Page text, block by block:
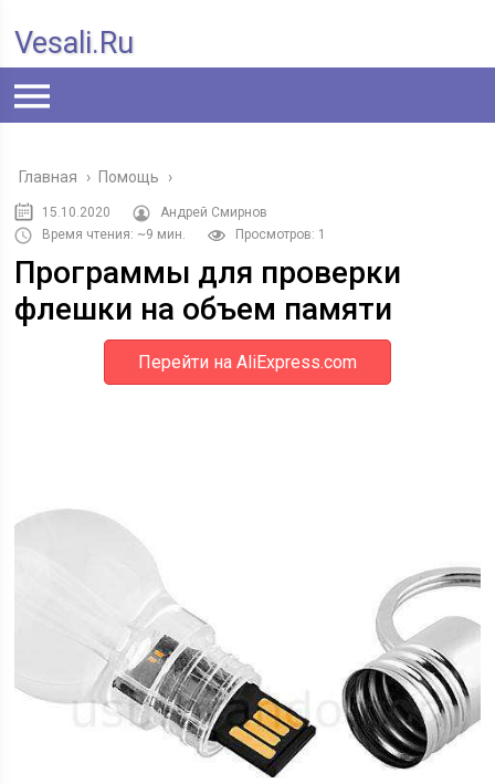
Vesali.ru
Главная › Помощь ›
15.10.2020
Андрей Смирнов
Время чтения: ~9 мин.
Просмотров: 1
Программы для проверки
флешки на объем памяти
Перейти на AliExpress.com